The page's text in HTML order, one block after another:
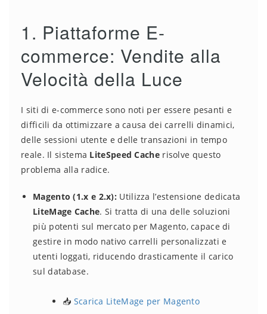
1. Piattaforme E-
commerce: Vendite alla
Velocità della Luce
I siti di e-commerce sono noti per essere pesanti e
difficili da ottimizzare a causa dei carrelli dinamici,
delle sessioni utente e delle transazioni in tempo
reale. Il sistema LiteSpeed Cacherisolve questo
problema alla radice.
Magento (1.x e 2.x): Utilizza l’estensione dedicata
LiteMage Cache. Si tratta di una delle soluzioni
più potenti sul mercato per Magento, capace di
gestire in modo nativo carrelli personalizzati e
utenti loggati, riducendo drasticamente il carico
sul database.
📥 Scarica LiteMage per Magento